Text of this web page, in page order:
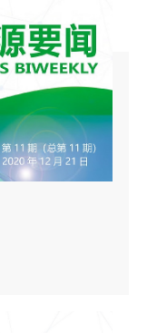
世界经济出现二战以